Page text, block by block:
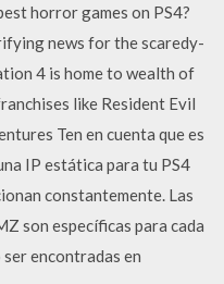
horror games on PS4?
news for the scaredy-
4 is home to wealth of
like Resident Evil
Ten en cuenta que es
IP estática para tu PS4
constantemente. Las
son específicas para cada
encontradas en